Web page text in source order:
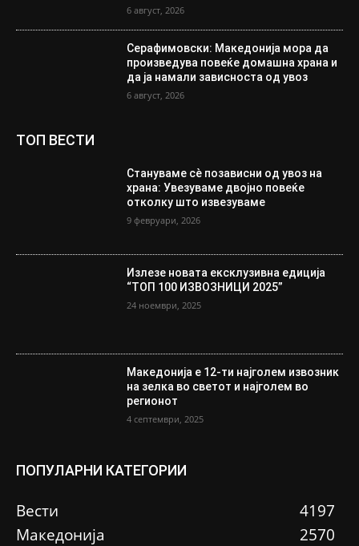
6 август, 2026
Серафимовски: Македонија мора да
произведува повеќе домашна храна и
да ја намали зависноста од увоз
6 август, 2026
ТОП ВЕСТИ
Стануваме сè позависни од увоз на
храна: Увезуваме двојно повеќе
отколку што извезуваме
9 февруари, 2026
Излезе новата ексклузивна едиција
“ТОП 100 ИЗВОЗНИЦИ 2025”
24 ноември, 2025
Македонија е 12-ти најголем извозник
на зелка во светот и најголем во
регионот
4 септември, 2025
ПОПУЛАРНИ КАТЕГОРИИ
Вести
4197
Македонија
2570